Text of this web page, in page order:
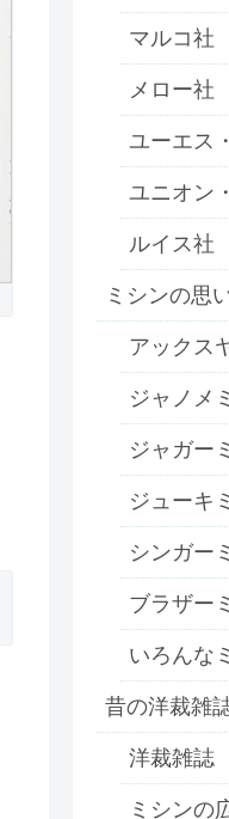
マルコ社
メロー社
ユーエス
ユニオン
ルイス社
ミシンの思
アックス
ジャノメ
ジャガー
ジューキ
シンガー
ブラザー
いろんな
昔の洋裁雑
洋裁雑誌
ミシンの